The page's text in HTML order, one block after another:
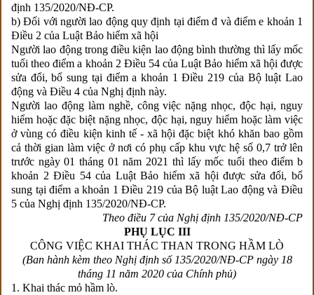
định 135/2020/NĐ-CP.
b) Đối với người lao động quy định tại điểm đ và điểm e khoản 1
Điều 2 của Luật Bảo hiểm xã hội
Người lao động trong điều kiện lao động bình thường thì lấy mốc
tuổi theo điểm a khoản 2 Điều 54 của Luật Bảo hiểm xã hội được
sửa đổi, bổ sung tại điểm a khoản 1 Điều 219 của Bộ luật Lao
động và Điều 4 của Nghị định này.
Người lao động làm nghề, công việc nặng nhọc, độc hại, nguy
hiểm hoặc đặc biệt nặng nhọc, độc hại, nguy hiểm hoặc làm việc
ở vùng có điều kiện kinh tế - xã hội đặc biệt khó khăn bao gồm
cả thời gian làm việc ở nơi có phụ cấp khu vực hệ số 0,7 trở lên
trước ngày 01 tháng 01 năm 2021 thì lấy mốc tuổi theo điểm b
khoản 2 Điều 54 của Luật Bảo hiểm xã hội được sửa đổi, bổ
sung tại điểm a khoản 1 Điều 219 của Bộ luật Lao động và Điều
5 của Nghị định 135/2020/NĐ-CP.
Theo điều 7 của Nghị định 135/2020/NĐ-CP
PHỤ LỤC III
CÔNG VIỆC KHAI THÁC THAN TRONG HẦM LÒ
(Ban hành kèm theo Nghị định số 135/2020/NĐ-CP ngày 18
tháng 11 năm 2020 của Chính phủ)
1. Khai thác mỏ hầm lò.